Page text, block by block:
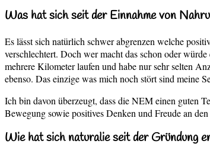
Was hat sich seit der Einnahme von
Es lässt sich natürlich schwer abgrenzen welche
verschlechtert. Doch wer macht das schon oder
mehrere Kilometer laufen und habe nur sehr selten
ebenso. Das einzige was mich noch stört sind meine
Ich bin davon überzeugt, dass die NEM einen guten
Bewegung sowie positives Denken und Freude an
Wie hat sich naturalie seit der Gründung